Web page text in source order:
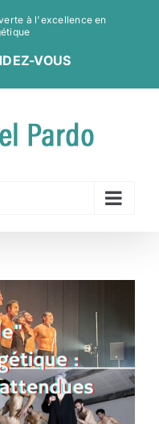
à l'excellence en